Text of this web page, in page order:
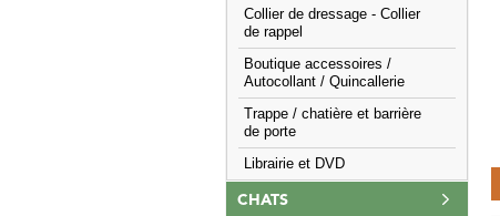
Collier de dressage - Collier
de rappel
Boutique accessoires /
Autocollant / Quincallerie
Trappe / chatière et barrière
de porte
Librairie et DVD
CHATS